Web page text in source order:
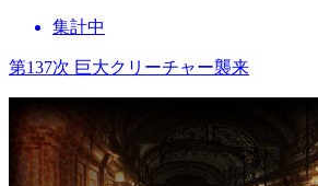
集計中
第137次 巨大クリーチャー襲来